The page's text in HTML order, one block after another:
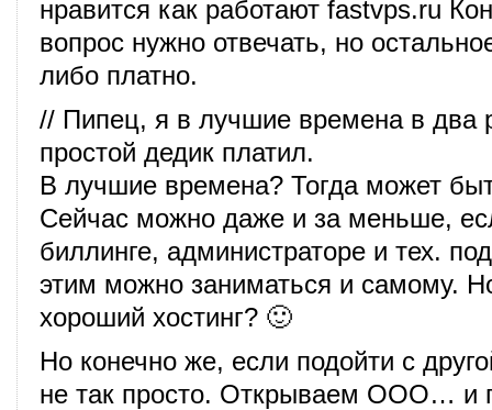
нравится как работают fastvps.ru
вопрос нужно отвечать, но
либо платно.
// Пипец, я в лучшие времена в два
простой дедик платил.
В лучшие времена? Тогда может
Сейчас можно даже и за меньше,
биллинге, администраторе и тех.
этим можно заниматься и самому.
хороший хостинг? 🙂
Но конечно же, если подойти с
не так просто. Открываем ООО… и